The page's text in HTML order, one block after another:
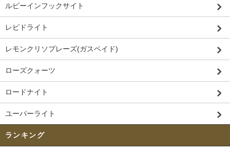
ルビーインフックサイト
レピドライト
レモンクリソプレーズ(ガスペイド)
ローズクォーツ
ロードナイト
ユーパーライト
ランキング